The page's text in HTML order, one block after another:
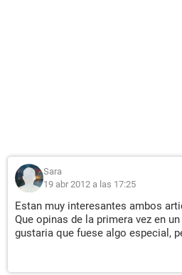
Sara
19 abr 2012 a las 17:25
Estan muy interesantes ambos
Que opinas de la primera vez en
gustaria que fuese algo especial,